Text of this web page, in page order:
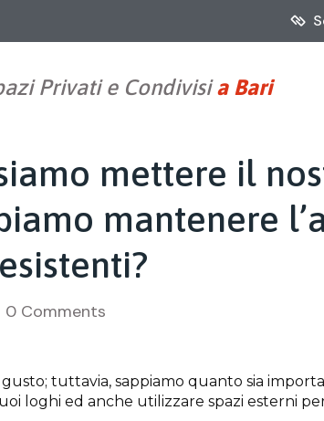
Privati e Condivisia Bari
mettere il
mantenere
0 Comments
tuttavia, sappiamo quanto sia
loghi ed anche utilizzare spazi esterni